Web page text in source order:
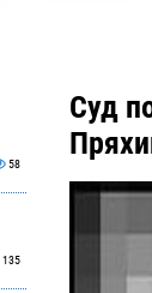
58
135
Суд